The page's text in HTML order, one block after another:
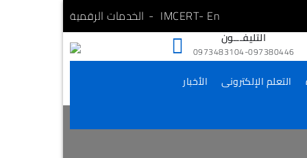
الخدمات الرقمية IMCERT- En
التليفـــون
0973483104-097380446
الأخبار التعلم الإلكترونى